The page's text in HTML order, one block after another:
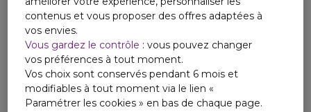
rouge translucide qui semble embraser le coeur du verre tel
un habillage sulfureux, rendant hommage à la couleur
emblème de la Maison Givenchy.
contenus et vous proposer des offres adaptées à
vos envies.
Vous gardez le contrôle : vous pouvez changer
vos préférences à tout moment.
Vos choix sont conservés pendant 6 mois et
modifiables à tout moment via le lien «
Paramétrer les cookies » en bas de chaque page.